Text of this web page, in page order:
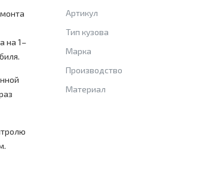
на 1–
Артикул
Тип кузова
Марка
Производство
Материал